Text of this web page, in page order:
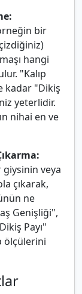
bir
hangi
"Kalıp
kadar "Dikiş
yeterlidir.
nihai en ve
veya
çıkarak,
ne
Genişliği",
Payı"
ölçülerini